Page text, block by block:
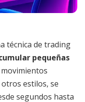
técnica de trading
pequeñas
estilos, se
segundos hasta